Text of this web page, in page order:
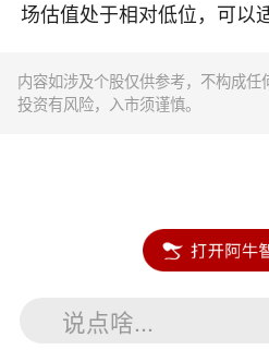
场估值处于相对低位，可以
内容如涉及个股仅供参考，不构成任
投资有风险，入市须谨慎。
说点啥...